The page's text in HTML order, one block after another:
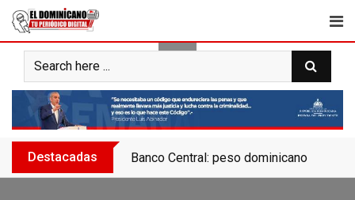
Skip
content
Destacadas Banco Central: peso dominicano se